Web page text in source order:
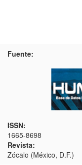
Fuente:
ISSN:
1665-8698
Revista:
Zócalo (México, D.F.)